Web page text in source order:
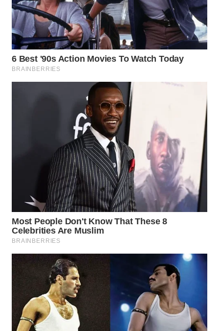
WN
DAIRI
WN
DANAU
TOBA
WN
TANJUNG
LESUNG
WN
KARO
SIMALUNGUN
WN